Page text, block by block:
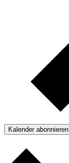
Kalender abonnieren